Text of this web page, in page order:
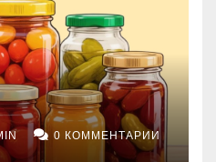
0 КОММЕНТАРИИ